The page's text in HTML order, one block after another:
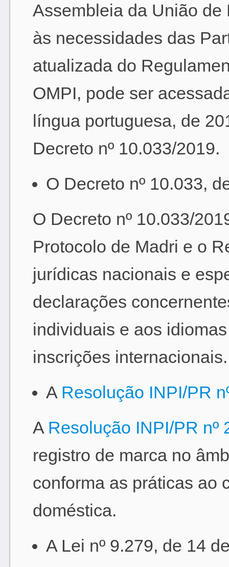
Assembleia da União de
às necessidades das
atualizada do
OMPI, pode ser
língua portuguesa, de
Decreto nº 10.033/2019.
O Decreto nº 10.033,
O Decreto nº 10.033/
Protocolo de Madri e o
jurídicas nacionais e
declarações
individuais e aos
inscrições internacionais.
A Resolução INPI/PR
A Resolução INPI/PR nº
registro de marca no
conforma as práticas ao
doméstica.
A Lei nº 9.279, de 14